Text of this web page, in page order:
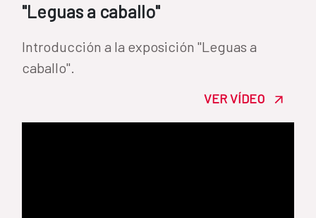
"Leguas a caballo"
Introducción a la exposición "Leguas a
caballo".
VER VÍDEO